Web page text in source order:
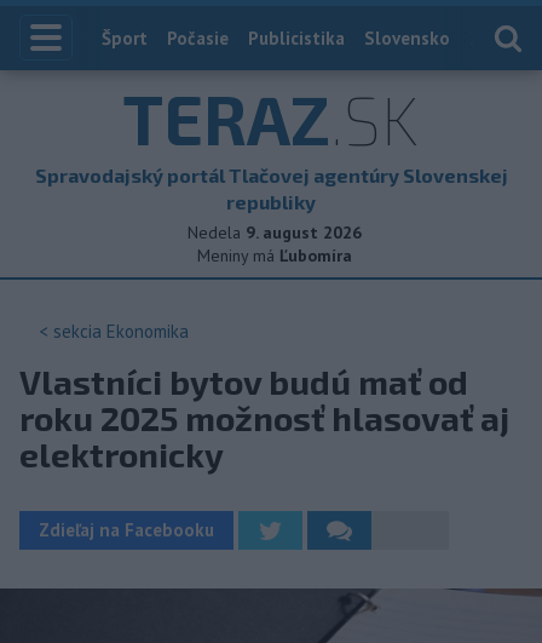
Index
Šport Počasie Publicistika Slovensko
TERAZ.SK
Spravodajský portál Tlačovej agentúry Slovenskej
republiky
Nedela 9. august 2026
Meniny má Ľubomíra
< sekcia Ekonomika
Vlastníci bytov budú mať od
roku 2025 možnosť hlasovať aj
elektronicky
Zdieľaj na Facebooku